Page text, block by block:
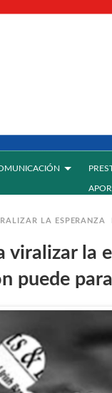
LA ESPERANZA
viralizar la
puede